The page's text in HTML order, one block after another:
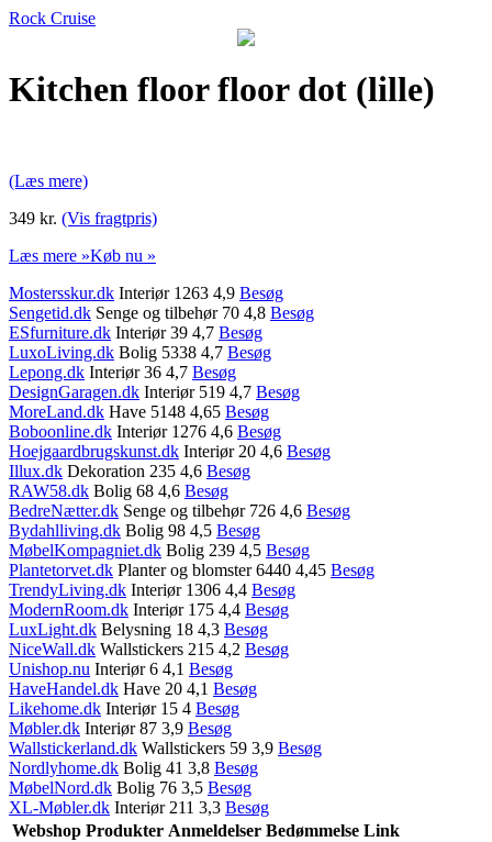
Rock Cruise
Kitchen floor floor dot (lille)
(Læs mere)
349 kr. (Vis fragtpris)
Læs mere »Køb nu »
Mostersskur.dk Interiør 1263 4,9 Besøg
Sengetid.dk Senge og tilbehør 70 4,8 Besøg
ESfurniture.dk Interiør 39 4,7 Besøg
LuxoLiving.dk Bolig 5338 4,7 Besøg
Lepong.dk Interiør 36 4,7 Besøg
DesignGaragen.dk Interiør 519 4,7 Besøg
MoreLand.dk Have 5148 4,65 Besøg
Boboonline.dk Interiør 1276 4,6 Besøg
Hoejgaardbrugskunst.dk Interiør 20 4,6 Besøg
Illux.dk Dekoration 235 4,6 Besøg
RAW58.dk Bolig 68 4,6 Besøg
BedreNætter.dk Senge og tilbehør 726 4,6 Besøg
Bydahlliving.dk Bolig 98 4,5 Besøg
MøbelKompagniet.dk Bolig 239 4,5 Besøg
Plantetorvet.dk Planter og blomster 6440 4,45 Besøg
TrendyLiving.dk Interiør 1306 4,4 Besøg
ModernRoom.dk Interiør 175 4,4 Besøg
LuxLight.dk Belysning 18 4,3 Besøg
NiceWall.dk Wallstickers 215 4,2 Besøg
Unishop.nu Interiør 6 4,1 Besøg
HaveHandel.dk Have 20 4,1 Besøg
Likehome.dk Interiør 15 4 Besøg
Møbler.dk Interiør 87 3,9 Besøg
Wallstickerland.dk Wallstickers 59 3,9 Besøg
Nordlyhome.dk Bolig 41 3,8 Besøg
MøbelNord.dk Bolig 76 3,5 Besøg
XL-Møbler.dk Interiør 211 3,3 Besøg
Webshop Produkter Anmeldelser Bedømmelse Link